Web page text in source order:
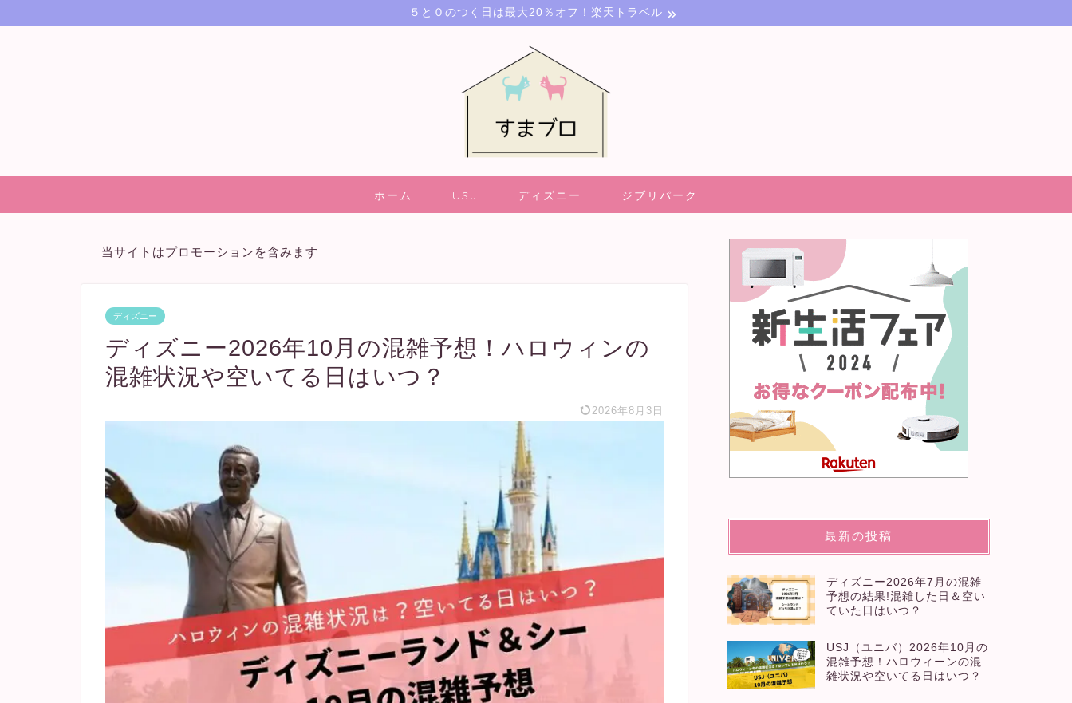
５と０のつく日は最大20％オフ！楽天トラベル
ホーム USJ ディズニー ジブリパーク
当サイトはプロモーションを含みます
ディズニー
ディズニー2026年10月の混雑予想！ハロウィンの
混雑状況や空いてる日はいつ？
2026年8月3日
最新の投稿
ディズニー2026年7月の混雑
予想の結果!混雑した日＆空い
ていた日はいつ？
USJ（ユニバ）2026年10月の
混雑予想！ハロウィーンの混
雑状況や空いてる日はいつ？